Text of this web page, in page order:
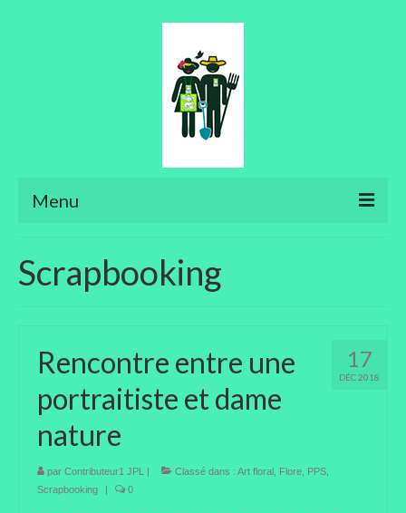
Menu
Aménager son jardin
Bonsaïs
Potager
Taille des arbres et arbustes
Vannerie
Scrapbooking
17
DÉC 2018
Rencontre entre une
portraitiste et dame
nature
par Contributeur1 JPL | Classé dans : Art floral Flore PPS
Scrapbooking
| 0